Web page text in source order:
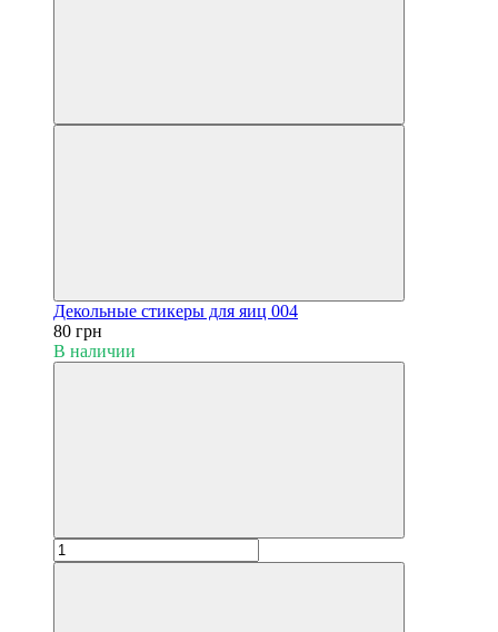
Декольные стикеры для яиц 004
80 грн
В наличии